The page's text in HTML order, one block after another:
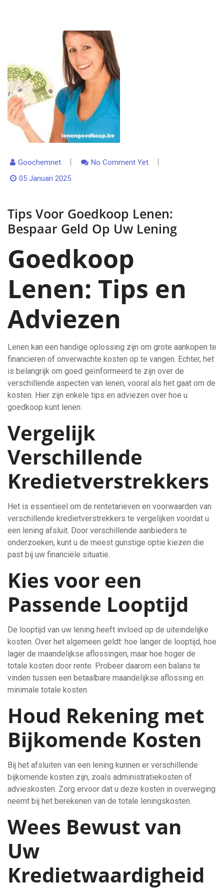
Goochemnet
No Comment Yet
05 Januari 2025
Tips Voor Goedkoop Lenen:
Bespaar Geld Op Uw Lening
Goedkoop
Lenen: Tips en
Adviezen
Lenen kan een handige oplossing zijn om grote aankopen te
financieren of onverwachte kosten op te vangen. Echter, het
is belangrijk om goed geïnformeerd te zijn over de
verschillende aspecten van lenen, vooral als het gaat om de
kosten. Hier zijn enkele tips en adviezen over hoe u
goedkoop kunt lenen:
Vergelijk
Verschillende
Kredietverstrekkers
Het is essentieel om de rentetarieven en voorwaarden van
verschillende kredietverstrekkers te vergelijken voordat u
een lening afsluit. Door verschillende aanbieders te
onderzoeken, kunt u de meest gunstige optie kiezen die
past bij uw financiële situatie.
Kies voor een
Passende Looptijd
De looptijd van uw lening heeft invloed op de uiteindelijke
kosten. Over het algemeen geldt: hoe langer de looptijd, hoe
lager de maandelijkse aflossingen, maar hoe hoger de
totale kosten door rente. Probeer daarom een balans te
vinden tussen een betaalbare maandelijkse aflossing en
minimale totale kosten.
Houd Rekening met
Bijkomende Kosten
Bij het afsluiten van een lening kunnen er verschillende
bijkomende kosten zijn, zoals administratiekosten of
advieskosten. Zorg ervoor dat u deze kosten in overweging
neemt bij het berekenen van de totale leningskosten.
Wees Bewust van
Uw
Kredietwaardigheid